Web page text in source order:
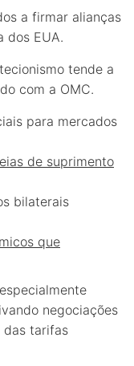
a firmar alianças
dos EUA.
tende a
com a OMC.
para mercados
de suprimento
bilaterais
que
negociações
das tarifas